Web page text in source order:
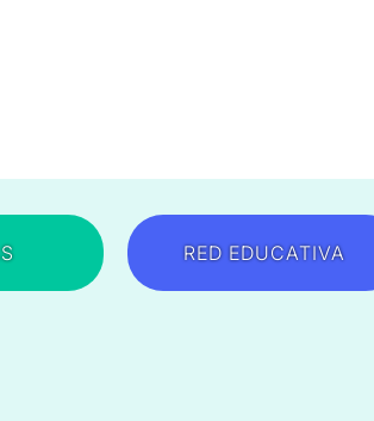
RED EDUCATIVA